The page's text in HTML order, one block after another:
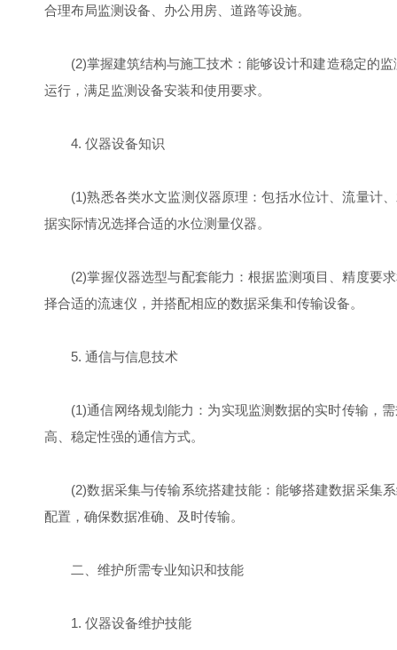
合理布局监测设备、办公用房、道路等设施。
(2)掌握建筑结构与施工技术：能够设计和建造稳定的监
运行，满足监测设备安装和使用要求。
4. 仪器设备知识
(1)熟悉各类水文监测仪器原理：包括水位计、流量计、
据实际情况选择合适的水位测量仪器。
(2)掌握仪器选型与配套能力：根据监测项目、精度要求
择合适的流速仪，并搭配相应的数据采集和传输设备。
5. 通信与信息技术
(1)通信网络规划能力：为实现监测数据的实时传输，需
高、稳定性强的通信方式。
(2)数据采集与传输系统搭建技能：能够搭建数据采集系
配置，确保数据准确、及时传输。
二、维护所需专业知识和技能
1. 仪器设备维护技能